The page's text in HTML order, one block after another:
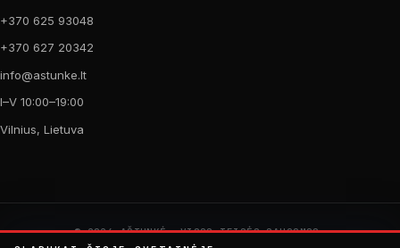
+370 625 93048
+370 627 20342
info@astunke.lt
I–V 10:00–19:00
Vilnius, Lietuva
© 2026 AŠTUNKĖ. VISOS TEISĖS SAUGOMOS.